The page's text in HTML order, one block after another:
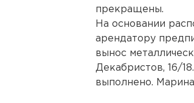
прекращены.
На основании
арендатору
вынос
Декабристов, 16/
выполнено.